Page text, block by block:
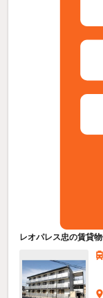
レオパレス忠の賃貸